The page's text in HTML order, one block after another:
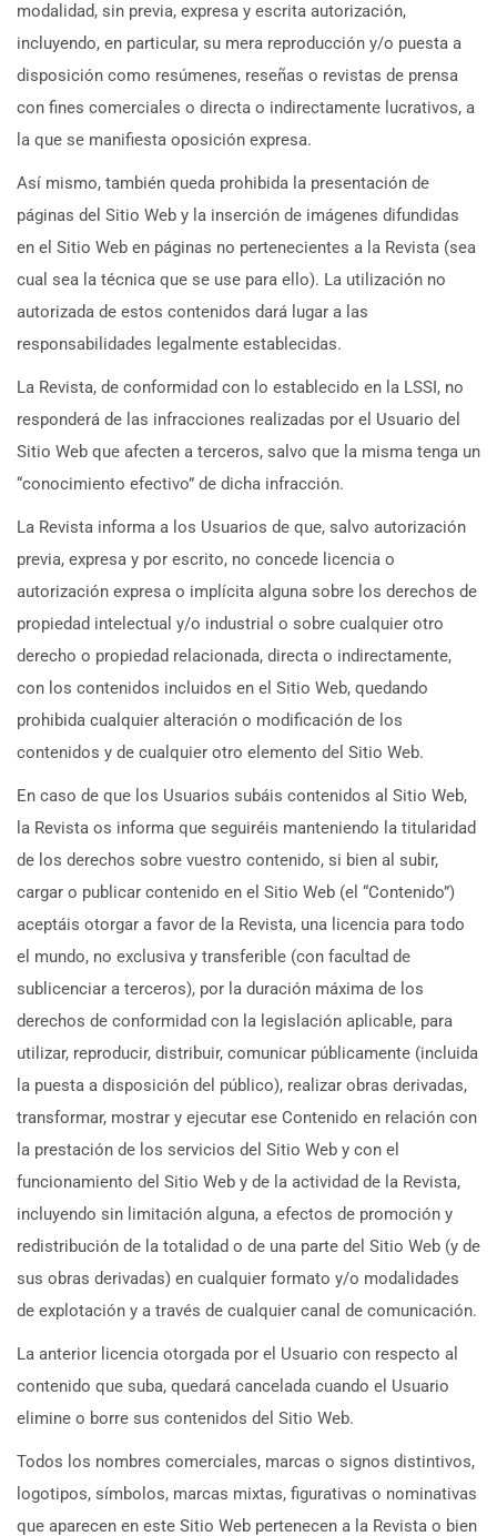
modalidad, sin previa, expresa y escrita autorización,
incluyendo, en particular, su mera reproducción y/o puesta a
disposición como resúmenes, reseñas o revistas de prensa
con fines comerciales o directa o indirectamente lucrativos, a
la que se manifiesta oposición expresa.
Así mismo, también queda prohibida la presentación de
páginas del Sitio Web y la inserción de imágenes difundidas
en el Sitio Web en páginas no pertenecientes a la Revista (sea
cual sea la técnica que se use para ello). La utilización no
autorizada de estos contenidos dará lugar a las
responsabilidades legalmente establecidas.
La Revista, de conformidad con lo establecido en la LSSI, no
responderá de las infracciones realizadas por el Usuario del
Sitio Web que afecten a terceros, salvo que la misma tenga un
“conocimiento efectivo” de dicha infracción.
La Revista informa a los Usuarios de que, salvo autorización
previa, expresa y por escrito, no concede licencia o
autorización expresa o implícita alguna sobre los derechos de
propiedad intelectual y/o industrial o sobre cualquier otro
derecho o propiedad relacionada, directa o indirectamente,
con los contenidos incluidos en el Sitio Web, quedando
prohibida cualquier alteración o modificación de los
contenidos y de cualquier otro elemento del Sitio Web.
En caso de que los Usuarios subáis contenidos al Sitio Web,
la Revista os informa que seguiréis manteniendo la titularidad
de los derechos sobre vuestro contenido, si bien al subir,
cargar o publicar contenido en el Sitio Web (el “Contenido”)
aceptáis otorgar a favor de la Revista, una licencia para todo
el mundo, no exclusiva y transferible (con facultad de
sublicenciar a terceros), por la duración máxima de los
derechos de conformidad con la legislación aplicable, para
utilizar, reproducir, distribuir, comunicar públicamente (incluida
la puesta a disposición del público), realizar obras derivadas,
transformar, mostrar y ejecutar ese Contenido en relación con
la prestación de los servicios del Sitio Web y con el
funcionamiento del Sitio Web y de la actividad de la Revista,
incluyendo sin limitación alguna, a efectos de promoción y
redistribución de la totalidad o de una parte del Sitio Web (y de
sus obras derivadas) en cualquier formato y/o modalidades
de explotación y a través de cualquier canal de comunicación.
La anterior licencia otorgada por el Usuario con respecto al
contenido que suba, quedará cancelada cuando el Usuario
elimine o borre sus contenidos del Sitio Web.
Todos los nombres comerciales, marcas o signos distintivos,
logotipos, símbolos, marcas mixtas, figurativas o nominativas
que aparecen en este Sitio Web pertenecen a la Revista o bien